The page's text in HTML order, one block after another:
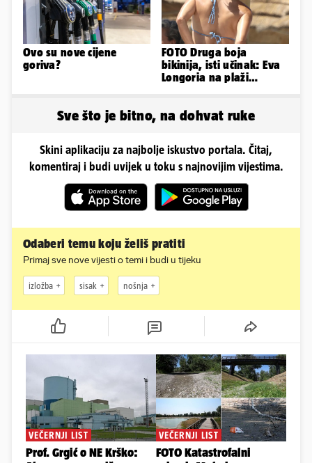
Ovo su nove cijene
goriva?
FOTO Druga boja
bikinija, isti učinak: Eva
Longoria na plaži
Sve što je bitno, na dohvat ruke
Skini aplikaciju za najbolje iskustvo portala. Čitaj,
komentiraj i budi uvijek u toku s najnovijim vijestima.
Odaberi temu koju želiš pratiti
Primaj sve nove vijesti o temi i budi u tijeku
izložba sisak nošnja